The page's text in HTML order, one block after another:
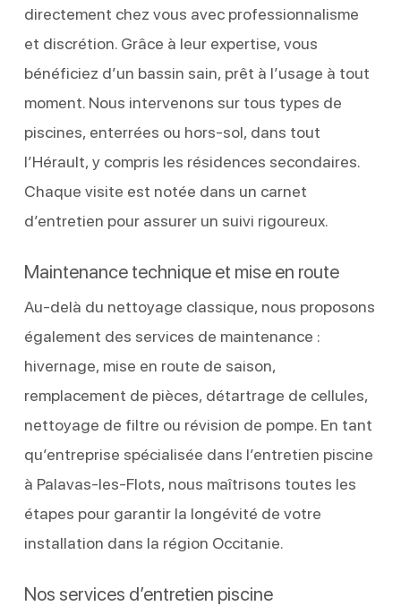
directement chez vous avec professionnalisme
et discrétion. Grâce à leur expertise, vous
bénéficiez d’un bassin sain, prêt à l’usage à tout
moment. Nous intervenons sur tous types de
piscines, enterrées ou hors-sol, dans tout
l’Hérault, y compris les résidences secondaires.
Chaque visite est notée dans un carnet
d’entretien pour assurer un suivi rigoureux.
Maintenance technique et mise en route
Au-delà du nettoyage classique, nous proposons
également des services de maintenance :
hivernage, mise en route de saison,
remplacement de pièces, détartrage de cellules,
nettoyage de filtre ou révision de pompe. En tant
qu’entreprise spécialisée dans l’entretien piscine
à Palavas-les-Flots, nous maîtrisons toutes les
étapes pour garantir la longévité de votre
installation dans la région Occitanie.
Nos services d’entretien piscine